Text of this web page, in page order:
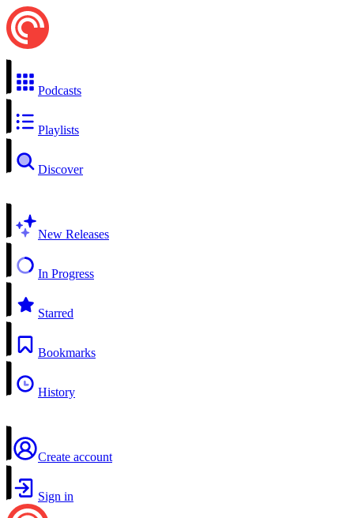
Podcasts
Playlists
Discover
New Releases
In Progress
Starred
Bookmarks
History
Create account
Sign in